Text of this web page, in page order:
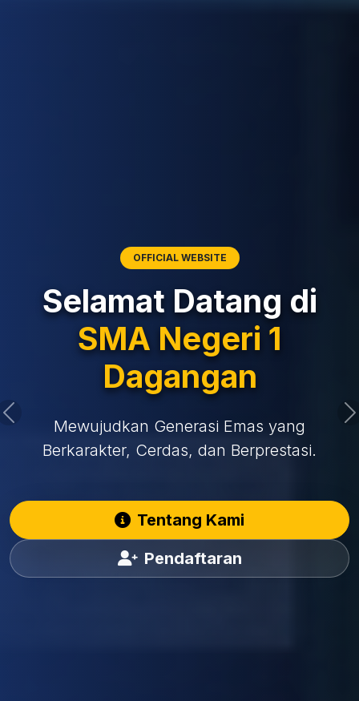
OFFICIAL WEBSITE
Selamat Datang di
SMA Negeri 1
Dagangan
Mewujudkan Generasi Emas yang
Berkarakter, Cerdas, dan Berprestasi.
Tentang Kami
Pendaftaran